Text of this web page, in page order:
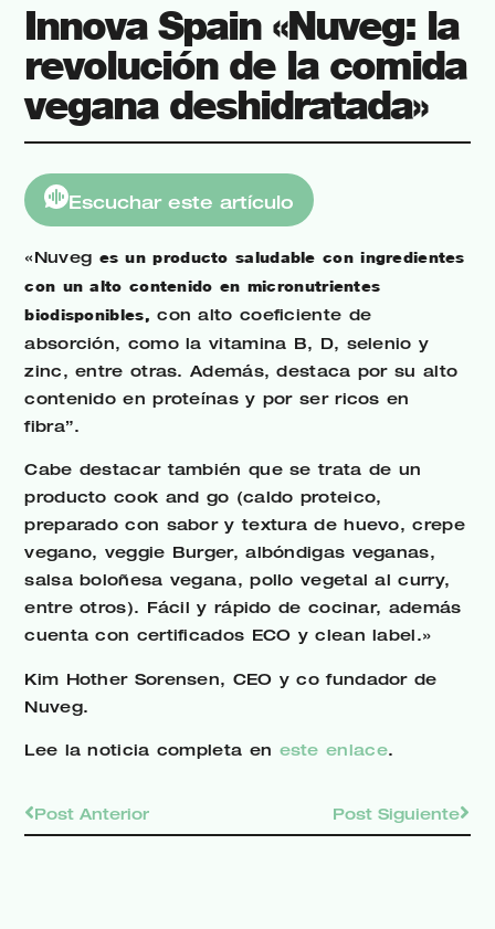
Innova Spain «Nuveg: la
revolución de la comida
vegana deshidratada»
Escuchar este artículo
«Nuveg es un producto saludable con ingredientes
con un alto contenido en micronutrientes
biodisponibles, con alto coeficiente de
absorción, como la vitamina B, D, selenio y
zinc, entre otras. Además, destaca por su alto
contenido en proteínas y por ser ricos en
fibra”.
Cabe destacar también que se trata de un
producto cook and go (caldo proteico,
preparado con sabor y textura de huevo, crepe
vegano, veggie Burger, albóndigas veganas,
salsa boloñesa vegana, pollo vegetal al curry,
entre otros). Fácil y rápido de cocinar, además
cuenta con certificados ECO y clean label.»
Kim Hother Sorensen, CEO y co fundador de
Nuveg.
Lee la noticia completa en este enlace.
Post Anterior Post Siguiente